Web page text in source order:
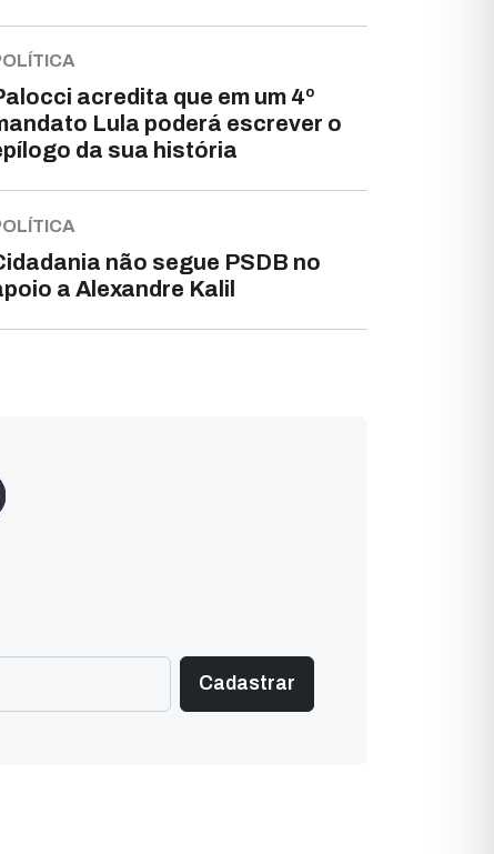
acredita que em um 4º
Lula poderá escrever o
da sua história
não segue PSDB no
a Alexandre Kalil